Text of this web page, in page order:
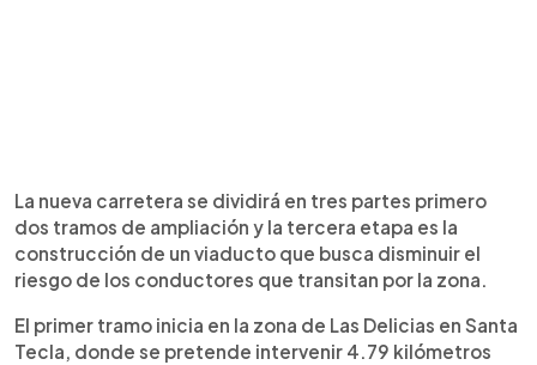
La nueva carretera se dividirá en tres partes primero
dos tramos de ampliación y la tercera etapa es la
construcción de un viaducto que busca disminuir el
riesgo de los conductores que transitan por la zona.
El primer tramo inicia en la zona de Las Delicias en Santa
Tecla, donde se pretende intervenir 4.79 kilómetros